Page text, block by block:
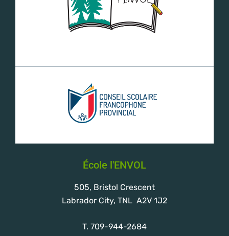
École l'ENVOL
505, Bristol Crescent
Labrador City, TNL A2V 1J2
T. 709-944-2684